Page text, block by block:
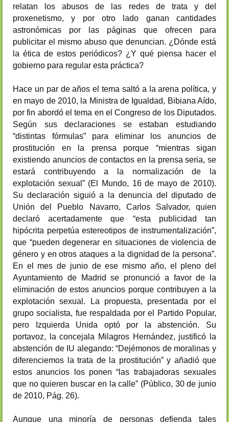
relatan los abusos de las redes de trata y del
proxenetismo, y por otro lado ganan cantidades
astronómicas por las páginas que ofrecen para
publicitar el mismo abuso que denuncian. ¿Dónde está
la ética de estos periódicos? ¿Y qué piensa hacer el
gobierno para regular esta práctica?
Hace un par de años el tema saltó a la arena política, y
en mayo de 2010, la Ministra de Igualdad, Bibiana Aído,
por fin abordó el tema en el Congreso de los Diputados.
Según sus declaraciones se estaban estudiando
“distintas fórmulas” para eliminar los anuncios de
prostitución en la prensa porque “mientras sigan
existiendo anuncios de contactos en la prensa seria, se
estará contribuyendo a la normalización de la
explotación sexual” (El Mundo, 16 de mayo de 2010).
Su declaración siguió a la denuncia del diputado de
Unión del Pueblo Navarro, Carlos Salvador, quien
declaró acertadamente que “esta publicidad tan
hipócrita perpetúa estereotipos de instrumentalización”,
que “pueden degenerar en situaciones de violencia de
género y en otros ataques a la dignidad de la persona”.
En el mes de junio de ese mismo año, el pleno del
Ayuntamiento de Madrid se pronunció a favor de la
eliminación de estos anuncios porque contribuyen a la
explotación sexual. La propuesta, presentada por el
grupo socialista, fue respaldada por el Partido Popular,
pero Izquierda Unida optó por la abstención. Su
portavoz, la concejala Milagros Hernández, justificó la
abstención de IU alegando: “Dejémonos de moralinas y
diferenciemos la trata de la prostitución” y añadió que
estos anuncios los ponen “las trabajadoras sexuales
que no quieren buscar en la calle” (Público, 30 de junio
de 2010, Pág. 26).
Aunque una minoría de personas defienda tales